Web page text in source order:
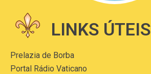
LINKS ÚTEIS
Prelazia de Borba
Portal Rádio Vaticano